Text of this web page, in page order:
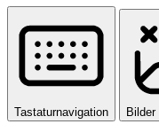
Tastaturnavigation Bilder